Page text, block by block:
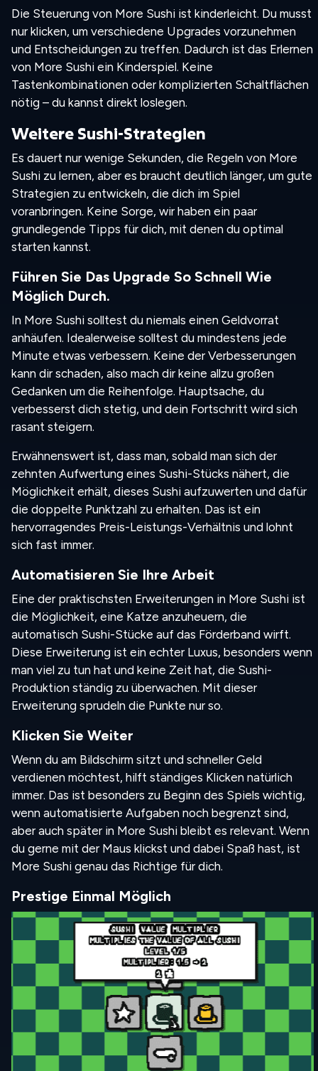
Die Steuerung von More Sushi ist kinderleicht. Du musst
nur klicken, um verschiedene Upgrades vorzunehmen
und Entscheidungen zu treffen. Dadurch ist das Erlernen
von More Sushi ein Kinderspiel. Keine
Tastenkombinationen oder komplizierten Schaltflächen
nötig – du kannst direkt loslegen.
Weitere Sushi-Strategien
Es dauert nur wenige Sekunden, die Regeln von More
Sushi zu lernen, aber es braucht deutlich länger, um gute
Strategien zu entwickeln, die dich im Spiel
voranbringen. Keine Sorge, wir haben ein paar
grundlegende Tipps für dich, mit denen du optimal
starten kannst.
Führen Sie Das Upgrade So Schnell Wie
Möglich Durch.
In More Sushi solltest du niemals einen Geldvorrat
anhäufen. Idealerweise solltest du mindestens jede
Minute etwas verbessern. Keine der Verbesserungen
kann dir schaden, also mach dir keine allzu großen
Gedanken um die Reihenfolge. Hauptsache, du
verbesserst dich stetig, und dein Fortschritt wird sich
rasant steigern.
Erwähnenswert ist, dass man, sobald man sich der
zehnten Aufwertung eines Sushi-Stücks nähert, die
Möglichkeit erhält, dieses Sushi aufzuwerten und dafür
die doppelte Punktzahl zu erhalten. Das ist ein
hervorragendes Preis-Leistungs-Verhältnis und lohnt
sich fast immer.
Automatisieren Sie Ihre Arbeit
Eine der praktischsten Erweiterungen in More Sushi ist
die Möglichkeit, eine Katze anzuheuern, die
automatisch Sushi-Stücke auf das Förderband wirft.
Diese Erweiterung ist ein echter Luxus, besonders wenn
man viel zu tun hat und keine Zeit hat, die Sushi-
Produktion ständig zu überwachen. Mit dieser
Erweiterung sprudeln die Punkte nur so.
Klicken Sie Weiter
Wenn du am Bildschirm sitzt und schneller Geld
verdienen möchtest, hilft ständiges Klicken natürlich
immer. Das ist besonders zu Beginn des Spiels wichtig,
wenn automatisierte Aufgaben noch begrenzt sind,
aber auch später in More Sushi bleibt es relevant. Wenn
du gerne mit der Maus klickst und dabei Spaß hast, ist
More Sushi genau das Richtige für dich.
Prestige Einmal Möglich